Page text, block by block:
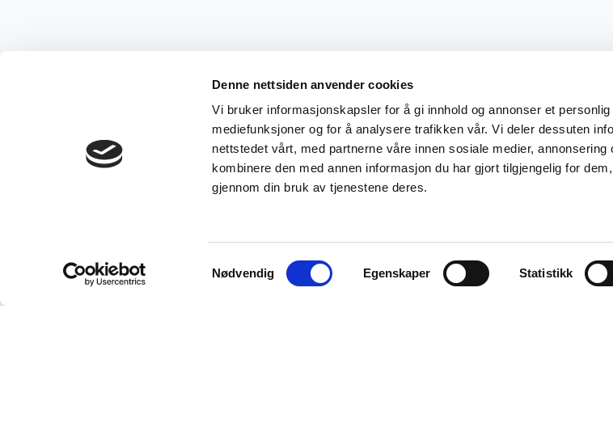
Denne nettsiden anvender cookies
Vi bruker informasjonskapsler for å gi innhold og annonser et
mediefunksjoner og for å analysere trafikken vår. Vi deler dessuten
nettstedet vårt, med partnerne våre innen sosiale medier,
kombinere den med annen informasjon du har gjort tilgjengelig for
gjennom din bruk av tjenestene deres.
Samtykkevalg
Nødvendig Egenskaper Statistikk